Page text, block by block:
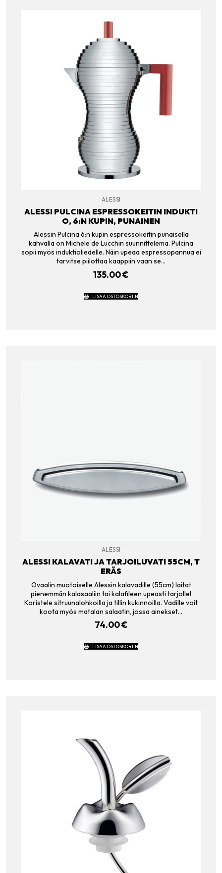
ALESSI
ALESSI PULCINA ESPRESSOKEITIN INDUKTI
O, 6:N KUPIN, PUNAINEN
Alessin Pulcina 6:n kupin espressokeitin punaisella
kahvalla on Michele de Lucchin suunnittelema. Pulcina
sopii myös induktioliedelle. Näin upeaa espressopannua ei
tarvitse piilottaa kaappiin vaan se…
135.00€
LISÄÄ OSTOSKORIIN
ALESSI
ALESSI KALAVATI JA TARJOILUVATI 55CM, T
ERÄS
Ovaalin muotoiselle Alessin kalavadille (55cm) laitat
pienemmän kalasaaliin tai kalafileen upeasti tarjolle!
Koristele sitruunalohkoilla ja tillin kukinnoilla. Vadille voit
koota myös matalan salaatin, jossa ainekset…
74.00€
LISÄÄ OSTOSKORIIN